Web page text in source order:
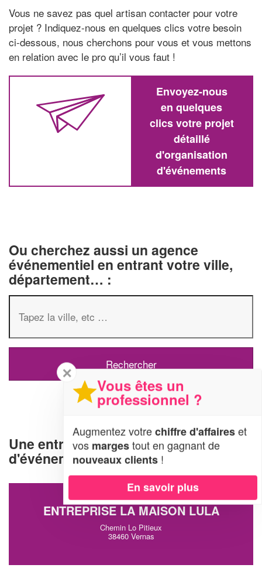
Vous ne savez pas quel artisan contacter pour votre
projet ? Indiquez-nous en quelques clics votre besoin
ci-dessous, nous cherchons pour vous et vous mettons
en relation avec le pro qu’il vous faut !
Envoyez-nous
en quelques
clics votre projet
détaillé
d'organisation
d'événements
Ou cherchez aussi un agence
événementiel en entrant votre ville,
département… :
Une entreprise d'organisation
d'événements à Vernas (38460)
ENTREPRISE LA MAISON LULA
Chemin Lo Pitieux
38460 Vernas
✕
Vous êtes un
professionnel ?
Augmentez votrechiffre d'affaireset
vos margestout en gagnant de
nouveaux clients !
En savoir plus